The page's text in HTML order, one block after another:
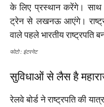
के लिए प्रस्थान करेंगे। साथ
ट्रेन से लखनऊ आएंगे।
वाले पहले भारतीय राष्ट्रपति
फोटो : इंटरनेट
सुविधाओं से लैस है
रेलवे बोर्ड ने राष्ट्रपति की